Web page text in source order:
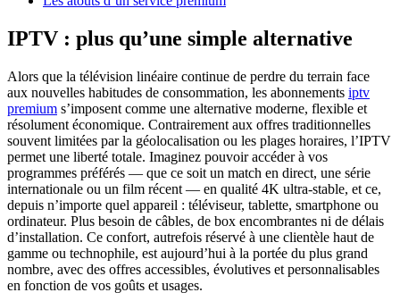
IPTV : plus qu’une simple alternative
Alors que la télévision linéaire continue de perdre du terrain face
aux nouvelles habitudes de consommation, les abonnements iptv
premium s’imposent comme une alternative moderne, flexible et
résolument économique. Contrairement aux offres traditionnelles
souvent limitées par la géolocalisation ou les plages horaires, l’IPTV
permet une liberté totale. Imaginez pouvoir accéder à vos
programmes préférés — que ce soit un match en direct, une série
internationale ou un film récent — en qualité 4K ultra-stable, et ce,
depuis n’importe quel appareil : téléviseur, tablette, smartphone ou
ordinateur. Plus besoin de câbles, de box encombrantes ni de délais
d’installation. Ce confort, autrefois réservé à une clientèle haut de
gamme ou technophile, est aujourd’hui à la portée du plus grand
nombre, avec des offres accessibles, évolutives et personnalisables
en fonction de vos goûts et usages.